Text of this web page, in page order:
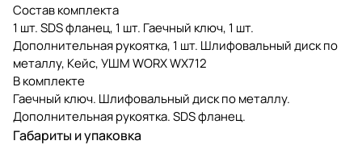
Состав комплекта
1 шт. SDS фланец, 1 шт. Гаечный ключ, 1 шт.
Дополнительная рукоятка, 1 шт. Шлифовальный диск по
металлу, Кейс, УШМ WORX WX712
В комплекте
Гаечный ключ. Шлифовальный диск по металлу.
Дополнительная рукоятка. SDS фланец.
Габариты и упаковка